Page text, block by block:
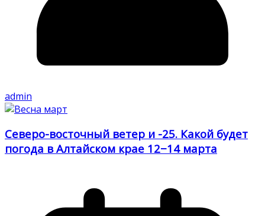
admin
Северо-восточный ветер и -25. Какой будет
погода в Алтайском крае 12−14 марта